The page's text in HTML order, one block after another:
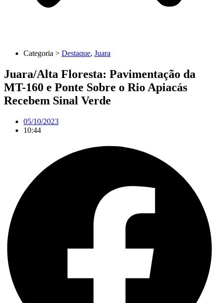
Categoria > Destaque, Juara
Juara/Alta Floresta: Pavimentação da
MT-160 e Ponte Sobre o Rio Apiacás
Recebem Sinal Verde
05/10/2023
10:44